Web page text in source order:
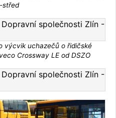
střed
výcvik uchazečů o řidičské
Crossway LE od DSZO